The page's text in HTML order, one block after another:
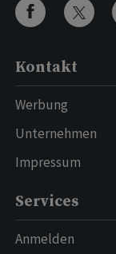
Kontakt
Werbung
Unternehmen
Impressum
Services
Anmelden